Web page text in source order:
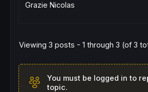
Grazie Nicolas
Viewing 3 posts - 1 through 3 (of 3
You must be logged in to
topic.